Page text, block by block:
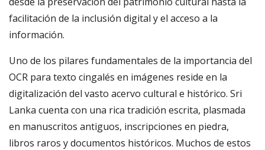
facilitación de la inclusión digital y el acceso a la
información.
Uno de los pilares fundamentales de la importancia del
OCR para texto cingalés en imágenes reside en la
digitalización del vasto acervo cultural e histórico. Sri
Lanka cuenta con una rica tradición escrita, plasmada
en manuscritos antiguos, inscripciones en piedra,
libros raros y documentos históricos. Muchos de estos